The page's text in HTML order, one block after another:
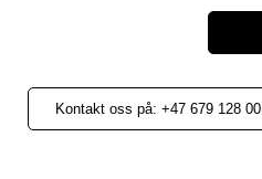
Kontakt oss på: +47 679 128 00